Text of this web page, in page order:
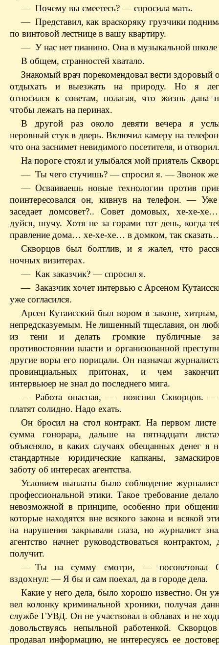
— Почему вы смеетесь? — спросила мать.
— Представил, как враскоряку грузчики
по винтовой лестнице в вашу квартиру.
— У нас нет пианино. Она в музыкальной школе
В общем, странностей хватало.
Знакомый врач порекомендовал вести здоровый
отдыхать и выезжать на природу. Но я
относился к советам, полагая, что жизнь дана
чтобы лежать на перинах.
В другой раз около девяти вечера я
неровный стук в дверь. Включил камеру на
что она заснимет невидимого посетителя, и отворил.
На пороге стоял и улыбался мой приятель
— Ты чего стучишь? — спросил я. — Звонок же
— Осваиваешь новые технологии против
поинтересовался он, кивнув на телефон. —
заседает домсовет?.. Совет домовых, хе-хе-
дуйся, шучу. Хотя не за горами тот день, когда
правление дома… хе-хе-хе… в домком, так
Скворцов был болтлив, и я жалел, что
ночных визитерах.
— Как заказчик? — спросил я.
— Заказчик хочет интервью с Арсеном
уже согласился.
Арсен Кутаисский был вором в законе,
непредсказуемым. Не лишенный тщеславия, он
из тени и делать громкие публичные
противостоянии власти и организованной
другие воры его порицали. Он назначал
провинциальных притонах, и чем
интервьюер не знал до последнего мига.
— Работа опасная, — пояснил Скворцов.
платят солидно. Надо ехать.
Он бросил на стол контракт. На первом листе
сумма гонорара, дальше на пятнадцати
объясняло, в каких случаях обещанных денег
стандартные юридические капканы,
заботу об интересах агентства.
Условием выплаты было соблюдение
профессиональной этики. Такое требование
невозможной в принципе, особенно при
которые находятся вне всякого закона и всякой
на нарушения закрывали глаза, но журналист
агентство начнет руководствоваться
получит.
— Ты на сумму смотри, — посоветовал
вздохнул: — Я бы и сам поехал, да в городе дела.
Какие у него дела, было хорошо известно. Он
вел колонку криминальной хроники, получая
службе ГУВД. Он не участвовал в облавах и не
довольствуясь непыльной работенкой.
продавал информацию, не интересуясь ее